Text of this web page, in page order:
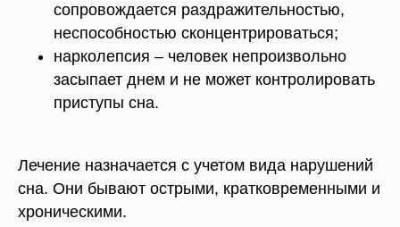
сопровождается раздражительностью,
неспособностью сконцентрироваться;
нарколепсия – человек непроизвольно
засыпает днем и не может контролировать
приступы сна.
Лечение назначается с учетом вида нарушений
сна. Они бывают острыми, кратковременными и
хроническими.